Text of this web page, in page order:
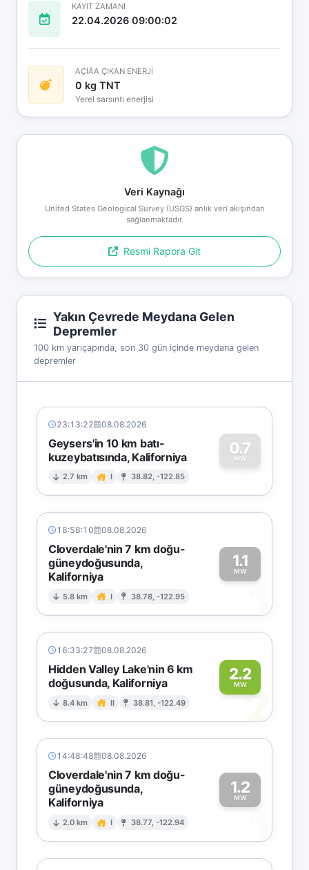
KAYIT ZAMANI
22.04.2026 09:00:02
AÇIÄA ÇIKAN ENERJİ
0 kg TNT
Yerel sarsıntı enerjisi
Veri Kaynağı
United States Geological Survey (USGS) anlık veri akışından
sağlanmaktadır.
Resmi Rapora Git
Yakın Çevrede Meydana Gelen
Depremler
100 km yarıçapında, son 30 gün içinde meydana gelen
depremler
23:13:22 08.08.2026
Geysers'in 10 km batı-
kuzeybatısında, Kaliforniya
2.7 km I 38.82, -122.85
0.7
MW
0
18:58:10 08.08.2026
Cloverdale'nin 7 km doğu-
güneydoğusunda,
Kaliforniya
5.8 km I 38.78, -122.95
1.1
MW
1
16:33:27 08.08.2026
Hidden Valley Lake'nin 6 km
doğusunda, Kaliforniya
8.4 km II 38.81, -122.49
2.2
MW2
14:48:48 08.08.2026
Cloverdale'nin 7 km doğu-
güneydoğusunda,
Kaliforniya
2.0 km I 38.77, -122.94
1.2
MW
1